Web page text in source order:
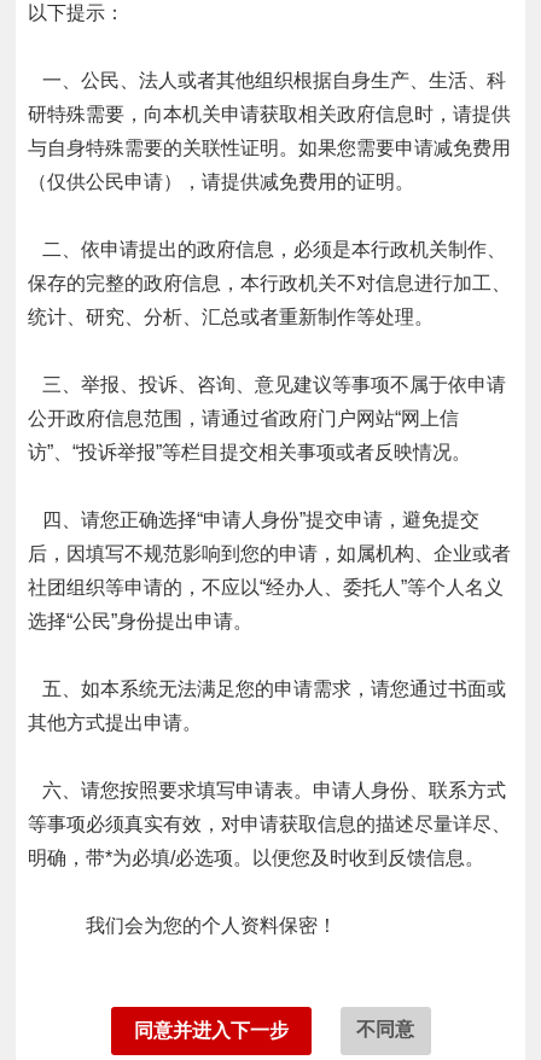
以下提示：
一、公民、法人或者其他组织根据自身生产、生活、科
研特殊需要，向本机关申请获取相关政府信息时，请提供
与自身特殊需要的关联性证明。如果您需要申请减免费用
（仅供公民申请），请提供减免费用的证明。
二、依申请提出的政府信息，必须是本行政机关制作、
保存的完整的政府信息，本行政机关不对信息进行加工、
统计、研究、分析、汇总或者重新制作等处理。
三、举报、投诉、咨询、意见建议等事项不属于依申请
公开政府信息范围，请通过省政府门户网站“网上信
访”、“投诉举报”等栏目提交相关事项或者反映情况。
四、请您正确选择“申请人身份”提交申请，避免提交
后，因填写不规范影响到您的申请，如属机构、企业或者
社团组织等申请的，不应以“经办人、委托人”等个人名义
选择“公民”身份提出申请。
五、如本系统无法满足您的申请需求，请您通过书面或
其他方式提出申请。
六、请您按照要求填写申请表。申请人身份、联系方式
等事项必须真实有效，对申请获取信息的描述尽量详尽、
明确，带*为必填/必选项。以便您及时收到反馈信息。
我们会为您的个人资料保密！
同意并进入下一步